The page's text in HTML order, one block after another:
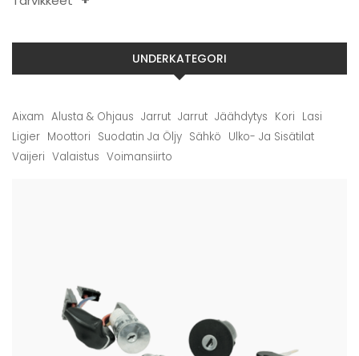
UNDERKATEGORI
Aixam Alusta & Ohjaus Jarrut Jarrut Jäähdytys Kori Lasi
Ligier Moottori Suodatin Ja Öljy Sähkö Ulko- Ja Sisätilat
Vaijeri Valaistus Voimansiirto